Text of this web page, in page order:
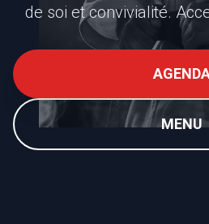
de soi et convivialité.
MENU